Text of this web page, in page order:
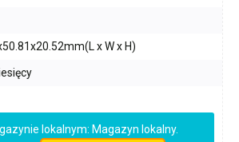
x W x H)
lokalnym: Magazyn lokalny.